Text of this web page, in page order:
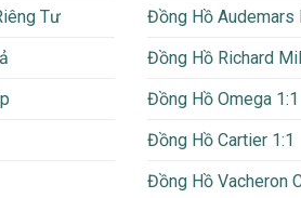
Tư
Đồng Hồ Audemars
Đồng Hồ Richard
Đồng Hồ Omega 1:1
Đồng Hồ Cartier 1:1
Đồng Hồ Vacheron